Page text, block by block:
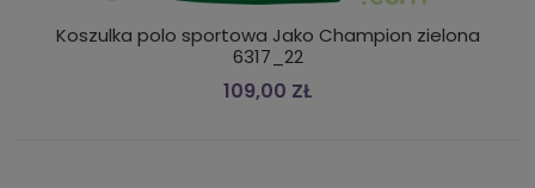
Koszulka polo sportowa Jako Champion zielona
6317_22
109,00 ZŁ